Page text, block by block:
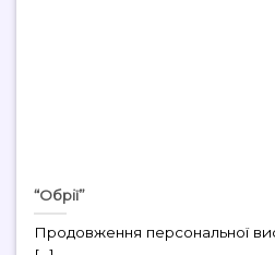
“Обрії”
Продовження персональної